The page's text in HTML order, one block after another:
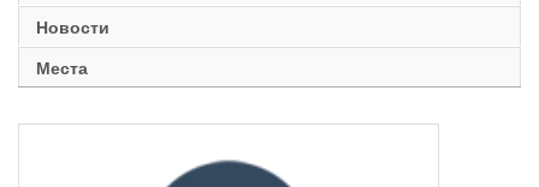
Новости
Места